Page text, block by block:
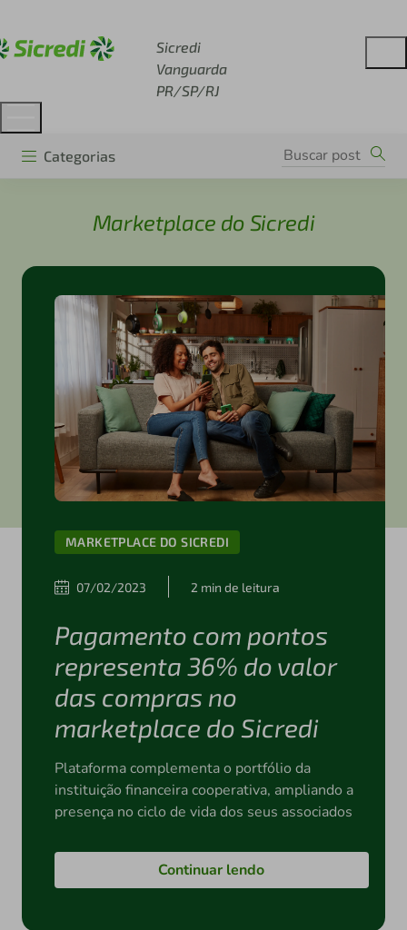
Sicredi
Vanguarda
PR/SP/RJ
Categorias
Marketplace do Sicredi
MARKETPLACE DO SICREDI
07/02/2023 2 min de leitura
Pagamento com pontos
representa 36% do valor
das compras no
marketplace do Sicredi
Plataforma complementa o portfólio da
instituição financeira cooperativa, ampliando a
presença no ciclo de vida dos seus associados
Continuar lendo